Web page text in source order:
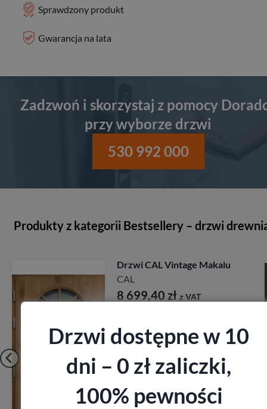
Sprawdzony produkt
Gwarancja na lata
Zadzwoń i skorzystaj z pomocy
przy wyborze drzwi
530 992 000
Produkty z kategorii Bestsellery – drzwi
Drzwi CAL Vintage Makalu
CAL
8 699,40zł z VAT
Drzwi dostępne w 10
dni – 0 zł zaliczki,
100% pewności